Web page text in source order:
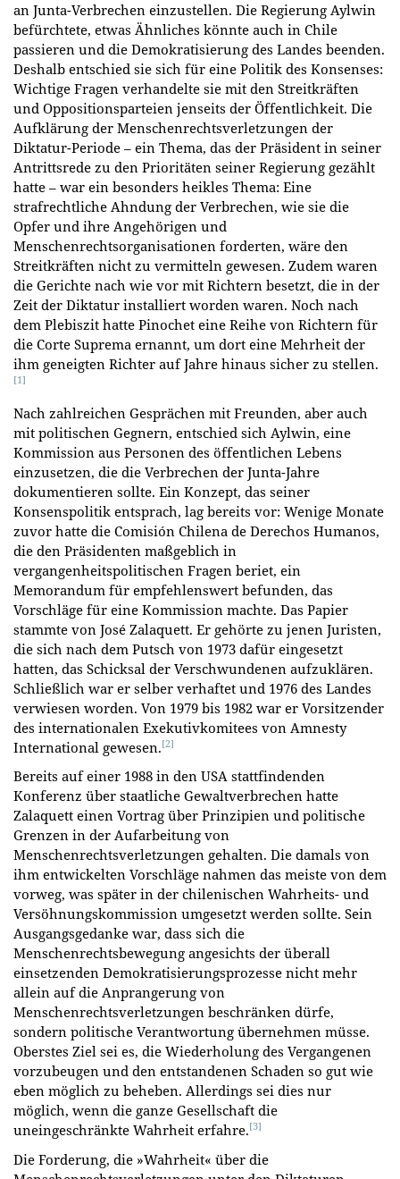
an Junta-Verbrechen einzustellen. Die Regierung Aylwin
befürchtete, etwas Ähnliches könnte auch in Chile
passieren und die Demokratisierung des Landes beenden.
Deshalb entschied sie sich für eine Politik des Konsenses:
Wichtige Fragen verhandelte sie mit den Streitkräften
und Oppositionsparteien jenseits der Öffentlichkeit. Die
Aufklärung der Menschenrechtsverletzungen der
Diktatur-Periode – ein Thema, das der Präsident in seiner
Antrittsrede zu den Prioritäten seiner Regierung gezählt
hatte – war ein besonders heikles Thema: Eine
strafrechtliche Ahndung der Verbrechen, wie sie die
Opfer und ihre Angehörigen und
Menschenrechtsorganisationen forderten, wäre den
Streitkräften nicht zu vermitteln gewesen. Zudem waren
die Gerichte nach wie vor mit Richtern besetzt, die in der
Zeit der Diktatur installiert worden waren. Noch nach
dem Plebiszit hatte Pinochet eine Reihe von Richtern für
die Corte Suprema ernannt, um dort eine Mehrheit der
ihm geneigten Richter auf Jahre hinaus sicher zu stellen.
[1]
Nach zahlreichen Gesprächen mit Freunden, aber auch
mit politischen Gegnern, entschied sich Aylwin, eine
Kommission aus Personen des öffentlichen Lebens
einzusetzen, die die Verbrechen der Junta-Jahre
dokumentieren sollte. Ein Konzept, das seiner
Konsenspolitik entsprach, lag bereits vor: Wenige Monate
zuvor hatte die Comisión Chilena de Derechos Humanos,
die den Präsidenten maßgeblich in
vergangenheitspolitischen Fragen beriet, ein
Memorandum für empfehlenswert befunden, das
Vorschläge für eine Kommission machte. Das Papier
stammte von José Zalaquett. Er gehörte zu jenen Juristen,
die sich nach dem Putsch von 1973 dafür eingesetzt
hatten, das Schicksal der Verschwundenen aufzuklären.
Schließlich war er selber verhaftet und 1976 des Landes
verwiesen worden. Von 1979 bis 1982 war er Vorsitzender
des internationalen Exekutivkomitees von Amnesty
International gewesen.[2]
Bereits auf einer 1988 in den USA stattfindenden
Konferenz über staatliche Gewaltverbrechen hatte
Zalaquett einen Vortrag über Prinzipien und politische
Grenzen in der Aufarbeitung von
Menschenrechtsverletzungen gehalten. Die damals von
ihm entwickelten Vorschläge nahmen das meiste von dem
vorweg, was später in der chilenischen Wahrheits- und
Versöhnungskommission umgesetzt werden sollte. Sein
Ausgangsgedanke war, dass sich die
Menschenrechtsbewegung angesichts der überall
einsetzenden Demokratisierungsprozesse nicht mehr
allein auf die Anprangerung von
Menschenrechtsverletzungen beschränken dürfe,
sondern politische Verantwortung übernehmen müsse.
Oberstes Ziel sei es, die Wiederholung des Vergangenen
vorzubeugen und den entstandenen Schaden so gut wie
eben möglich zu beheben. Allerdings sei dies nur
möglich, wenn die ganze Gesellschaft die
uneingeschränkte Wahrheit erfahre.[3]
Die Forderung, die »Wahrheit« über die